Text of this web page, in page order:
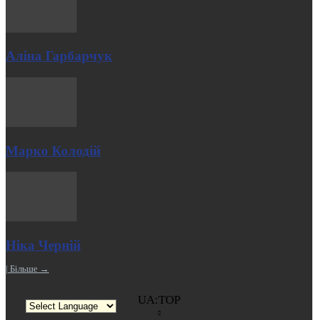
Аліна Гарбарчук
Марко Колодій
Ніка Черній
| Більше →
UA:TOP